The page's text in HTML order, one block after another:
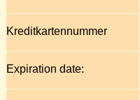
Kreditkartennummer
Expiration date: